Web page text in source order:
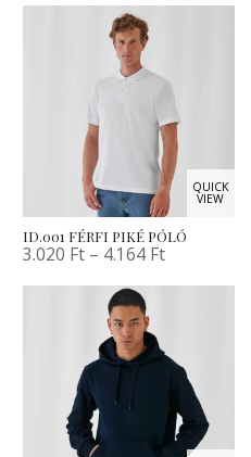
QUICK
VIEW
ID.001 FÉRFI PIKÉ PÓLÓ
3.020 Ft – 4.164 Ft